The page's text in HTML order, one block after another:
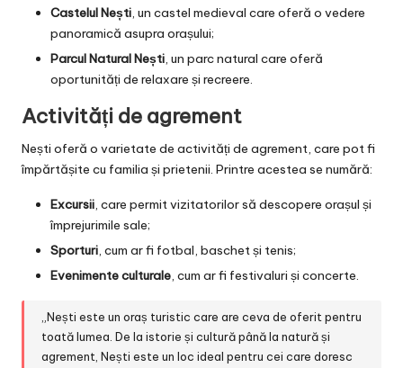
Castelul Nești, un castel medieval care oferă o vedere
panoramică asupra orașului;
Parcul Natural Nești, un parc natural care oferă
oportunități de relaxare și recreere.
Activități de agrement
Nești oferă o varietate de activități de agrement, care pot fi
împărtășite cu familia și prietenii. Printre acestea se numără:
Excursii, care permit vizitatorilor să descopere orașul și
împrejurimile sale;
Sporturi, cum ar fi fotbal, baschet și tenis;
Evenimente culturale, cum ar fi festivaluri și concerte.
„Nești este un oraș turistic care are ceva de oferit pentru
toată lumea. De la istorie și cultură până la natură și
agrement, Nești este un loc ideal pentru cei care doresc